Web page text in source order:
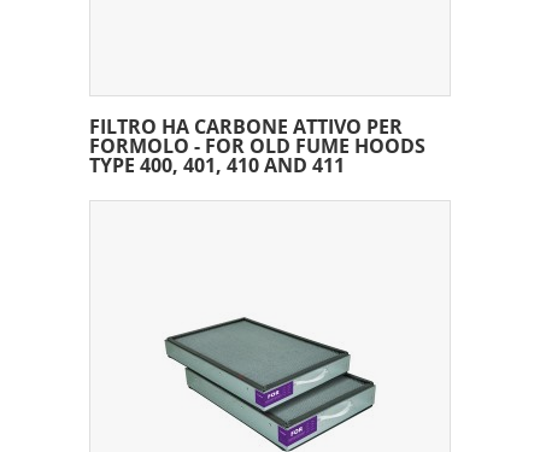
FILTRO HA CARBONE ATTIVO PER
FORMOLO - FOR OLD FUME HOODS
TYPE 400, 401, 410 AND 411